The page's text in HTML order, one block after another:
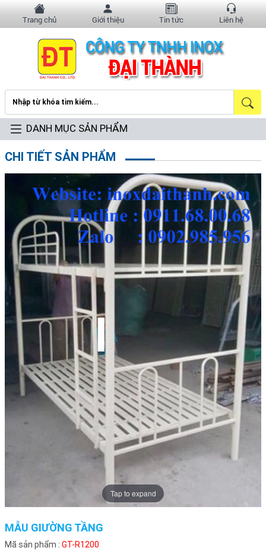
Trang chủ Giới thiệu Tin tức Liên hệ
DANH MỤC SẢN PHẨM
CHI TIẾT SẢN PHẨM
Tap to expand
MẪU GIƯỜNG TẦNG
Mã sản phẩm : GT-R1200